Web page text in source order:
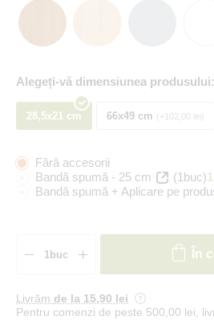
Alegeți-vă dimensiunea produsului:
28,5x21 cm 66x49 cm +102,00 lei
Fără accesorii
Bandă spumă - 25 cm
(1buc)
Bandă spumă + Aplicare pe
În
Livrăm de la 15,90 lei
Pentru comenzi de peste 500,00 lei,